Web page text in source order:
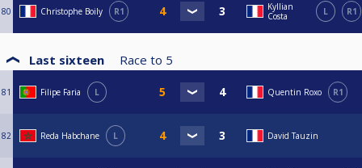
80 Christophe Boily R1
Kyllian
Costa
L R1
Last sixteen Race to 5
81 Filipe Faria L Quentin Roxo R1
82 Reda Habchane L David Tauzin